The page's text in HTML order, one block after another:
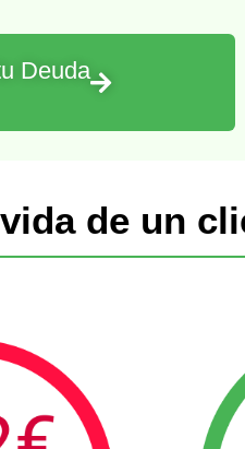
Deuda
de un